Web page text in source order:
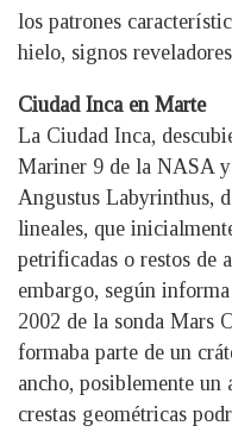
los patrones
hielo, signos
Ciudad Inca en Marte
La Ciudad Inca,
Mariner 9 de la NASA
Angustus Labyrinthus,
lineales, que
petrificadas o restos de
embargo, según
2002 de la sonda Mars
formaba parte de un
ancho, posiblemente
crestas geométricas